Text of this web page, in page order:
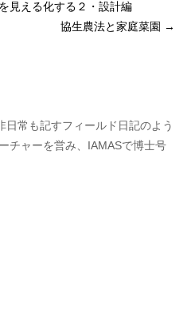
見える化する２・設計編
協生農法と家庭菜園 →
日常も記すフィールド日記のよう
チャーを営み、IAMASで博士号